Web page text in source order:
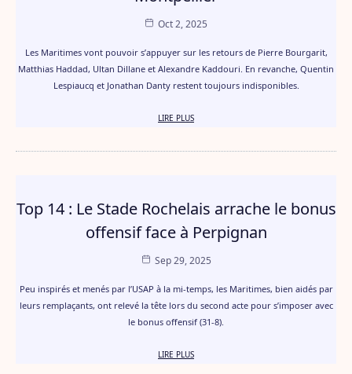
Oct 2, 2025
Les Maritimes vont pouvoir s’appuyer sur les retours de Pierre Bourgarit,
Matthias Haddad, Ultan Dillane et Alexandre Kaddouri. En revanche, Quentin
Lespiaucq et Jonathan Danty restent toujours indisponibles.
LIRE PLUS
Top 14 : Le Stade Rochelais arrache le bonus
offensif face à Perpignan
Sep 29, 2025
Peu inspirés et menés par l’USAP à la mi-temps, les Maritimes, bien aidés par
leurs remplaçants, ont relevé la tête lors du second acte pour s’imposer avec
le bonus offensif (31-8).
LIRE PLUS